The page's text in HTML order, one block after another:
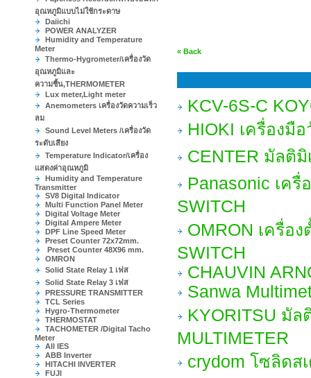
อุณหภูมิแบบไม่ใช้กระดาษ
Daiichi
POWER ANALYZER
Humidity and Temperature
Meter
Thermo-Hygrometer/เครื่องวัด
อุณหภูมิและ
ความชื้น,THERMOMETER
Lux meter,Light meter
Anemometers เครื่องวัดความเร็ว
ลม
Sound Level Meters /เครื่องวัด
ระดับเสียง
Temperature Indicator/เครื่อง
แสดงค่าอุณหภูมิ
Humidity and Temperature
Transmitter
SV8 Digital Indicator
Multi Function Panel Meter
Digital Voltage Meter
Digital Ampere Meter
DPF Line Speed Meter
Preset Counter 72x72mm.
Preset Counter 48X96 mm.
OMRON
Solid State Relay 1 เฟส
Solid State Relay 3 เฟส
PRESSURE TRANSMITTER
TCL Series
Hygro-Thermometer
THERMOSTAT
TACHOMETER /Digital Tacho
Meter
All IES
ABB Inverter
HITACHI INVERTER
FUJI
« Back
KCV-6S-C
HIOKI เครื่องมื
CENTER มัลติมิ
Panasonic เครื่
SWITCH
OMRON เครื่อ
SWITCH
CHAUVIN
Sanwa
KYORITSU มั
MULTIMETER
crydom โซลิดส